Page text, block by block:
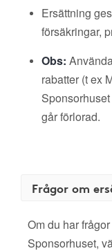
Ersättning
försäkringar,
Obs:
rabatter (t ex
går förlorad.
Frågor om
Om du har
Sponsorhuset,